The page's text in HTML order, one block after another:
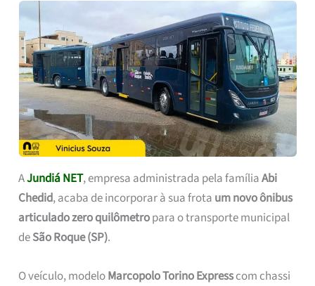
AJundiá NET, empresa administrada pela famíliaAbi
Chedid, acaba de incorporar à sua frota um novo ônibus
articulado zero quilômetropara o transporte municipal
deSão Roque (SP).
O veículo, modeloMarcopolo Torino Expresscom chassi